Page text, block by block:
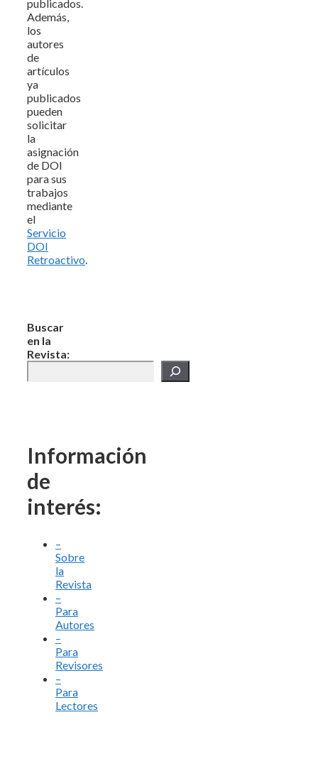
publicados.
Además,
los
autores
de
artículos
ya
publicados
pueden
solicitar
la
asignación
de DOI
para sus
trabajos
mediante
el
Servicio
DOI
Retroactivo.
Buscar
en la
Revista:
Información
de
interés:
–
Sobre
la
Revista
–
Para
Autores
–
Para
Revisores
–
Para
Lectores